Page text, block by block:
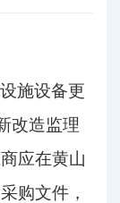
施设备更
改造监理
应在黄山
购文件，